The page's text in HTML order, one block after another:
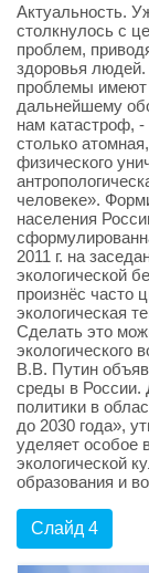
Актуальность.
столкнулось с
проблем,
здоровья
проблемы
дальнейшему
нам катастроф,
столько
физического
человеке».
населения
2011 г. на
экологической
произнёс часто
экологическая
Сделать это
экологического
В.В. Путин
среды в России.
политики в
до 2030 года»,
уделяет особое
экологической
образования и
Слайд 4